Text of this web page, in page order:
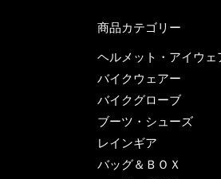
商品カテゴリー
ヘルメット・アイウェ
バイクウェアー
バイクグローブ
ブーツ・シューズ
レインギア
バッグ＆ＢＯＸ